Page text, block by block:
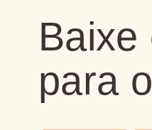
Baixe
para